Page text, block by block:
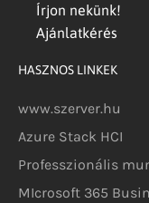
Írjon nekünk!
Ajánlatkérés
HASZNOS LINKEK
www.szerver.hu
Azure Stack HCI
Professzionális
MIcrosoft 365